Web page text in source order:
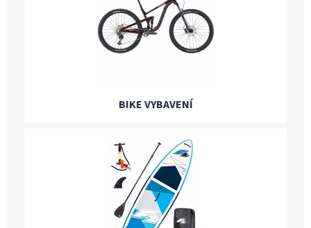
BIKE VYBAVENÍ